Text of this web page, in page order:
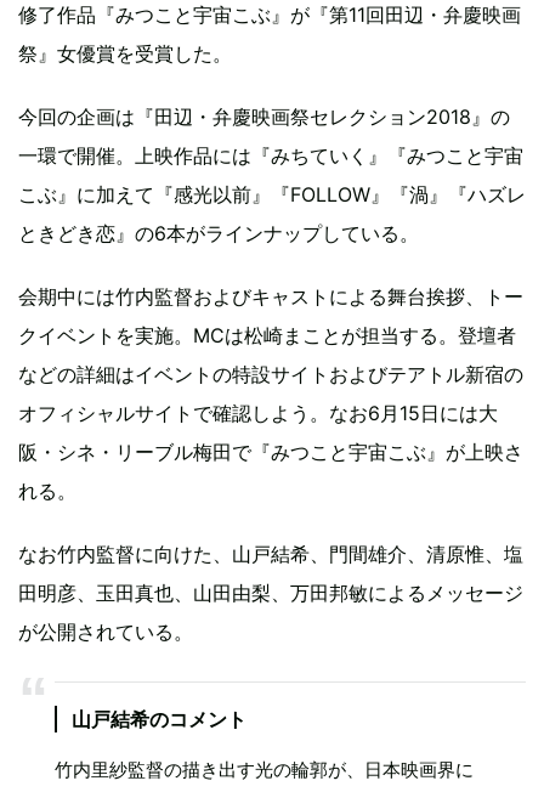
修了作品『みつこと宇宙こぶ』が『第11回田辺・弁慶映画
祭』女優賞を受賞した。
今回の企画は『田辺・弁慶映画祭セレクション2018』の
一環で開催。上映作品には『みちていく』『みつこと宇宙
こぶ』に加えて『感光以前』『FOLLOW』『渦』『ハズレ
ときどき恋』の6本がラインナップしている。
会期中には竹内監督およびキャストによる舞台挨拶、トー
クイベントを実施。MCは松崎まことが担当する。登壇者
などの詳細はイベントの特設サイトおよびテアトル新宿の
オフィシャルサイトで確認しよう。なお6月15日には大
阪・シネ・リーブル梅田で『みつこと宇宙こぶ』が上映さ
れる。
なお竹内監督に向けた、山戸結希、門間雄介、清原惟、塩
田明彦、玉田真也、山田由梨、万田邦敏によるメッセージ
が公開されている。
山戸結希のコメント
竹内里紗監督の描き出す光の輪郭が、日本映画界に